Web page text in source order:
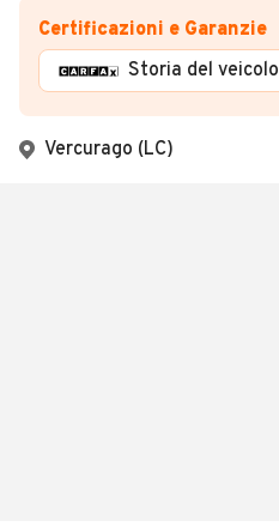
Certificazioni e Garanzie
Storia del veicolo
Vercurago (LC)